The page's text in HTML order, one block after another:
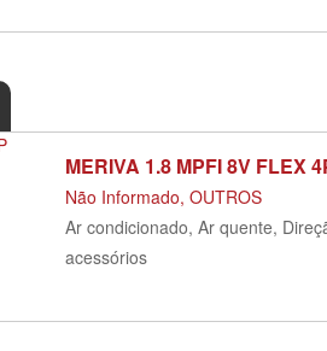
MERIVA 1.8 MPFI 8V FLEX
Não Informado, OUTROS
Ar condicionado, Ar quente,
acessórios